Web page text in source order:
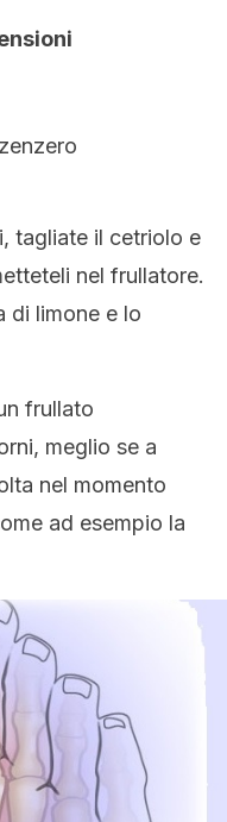
tagliate il cetriolo e
nel frullatore.
di limone e lo
frullato
meglio se a
nel momento
ad esempio la